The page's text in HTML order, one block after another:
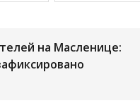
на Масленице: